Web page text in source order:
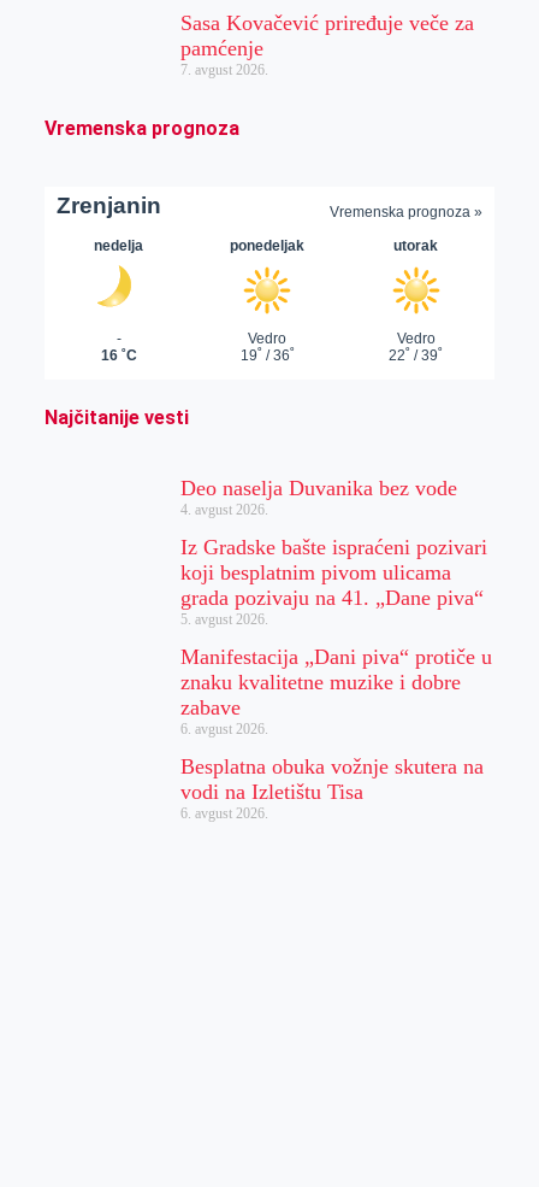
Sasa Kovačević priređuje veče za
pamćenje
7. avgust 2026.
Vremenska prognoza
Najčitanije vesti
Deo naselja Duvanika bez vode
4. avgust 2026.
Iz Gradske bašte ispraćeni pozivari
koji besplatnim pivom ulicama
grada pozivaju na 41. „Dane piva“
5. avgust 2026.
Manifestacija „Dani piva“ protiče u
znaku kvalitetne muzike i dobre
zabave
6. avgust 2026.
Besplatna obuka vožnje skutera na
vodi na Izletištu Tisa
6. avgust 2026.